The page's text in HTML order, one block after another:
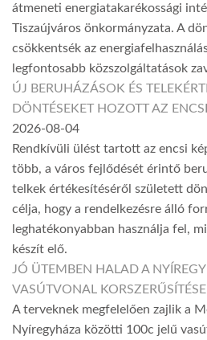
átmeneti energiatakarékossági
Tiszaújváros önkormányzata. A
csökkentsék az
legfontosabb közszolgáltatások
ÚJ BERUHÁZÁSOK ÉS
DÖNTÉSEKET HOZOTT AZ
2026-08-04
Rendkívüli ülést tartott az encsi
több, a város fejlődését érintő
telkek értékesítéséről született
célja, hogy a rendelkezésre álló
leghatékonyabban használja fel,
készít elő.
JÓ ÜTEMBEN HALAD A
VASÚTVONAL KORSZERŰSÍTÉSE
A terveknek megfelelően zajlik a
Nyíregyháza közötti 100c jelű